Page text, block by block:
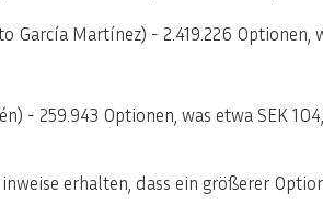
García Martínez) - 2.419.226
- 259.943 Optionen, was etwa SEK
erhalten, dass ein größerer